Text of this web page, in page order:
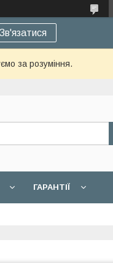
Зв'язатися
за розуміння.
ГАРАНТІЇ